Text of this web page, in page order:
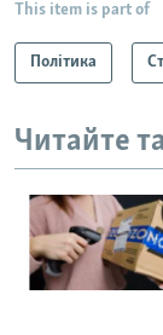
This item is part of
Політика
Читайте